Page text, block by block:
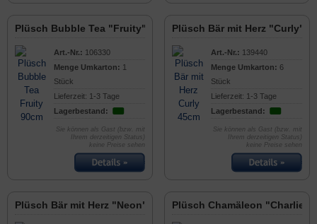
Plüsch Bubble Tea "Fruity" 90cm
Art.-Nr.: 106330
Menge Umkarton: 1
Stück
Lieferzeit: 1-3 Tage
Lagerbestand:
Sie können als Gast (bzw. mit
Ihrem derzeitigen Status)
keine Preise sehen
Plüsch Bär mit Herz "Curly"
Art.-Nr.: 139440
Menge Umkarton: 6
Stück
Lieferzeit: 1-3 Tage
Lagerbestand:
Sie können als Gast (bzw. mit
Ihrem derzeitigen Status)
keine Preise sehen
Plüsch Bär mit Herz "Neon" 70cmPlüsch Chamäleon "Charlie"